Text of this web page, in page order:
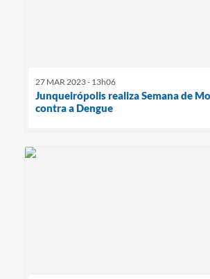
27 MAR 2023 - 13h06
Junqueirópolis realiza Semana de
contra a Dengue